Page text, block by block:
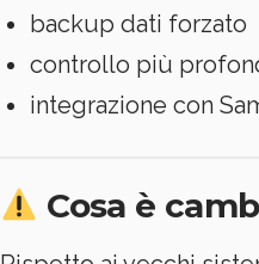
backup dati forzato
controllo più
integrazione con
Cosa è